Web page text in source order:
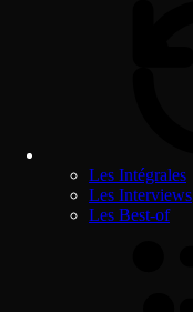
Les Intégrales
Les Interviews
Les Best-of